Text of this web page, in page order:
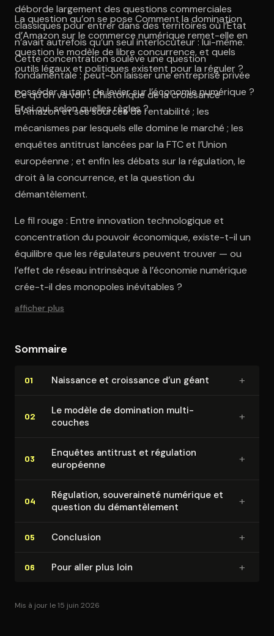
déborde largement des questions commerciales
classiques pour entrer dans des territoires où l’État
n’avait autrefois qu’un seul interlocuteur : lui-même.
Cette concentration soulève une question
fondamentale : peut-on laisser une entreprise privée
posséder autant de levier sur l’économie numérique ?
Et si oui, selon quelles règles ?
La question qu’on se pose Comment la domination
d’Amazon sur le commerce numérique remet-elle en
question le modèle de libre concurrence, et quels
outils légaux et politiques existent pour la réguler ?
Ce qu’on va voir : L’historique de la croissance
d’Amazon et ses sources de rentabilité ; les
mécanismes par lesquels elle domine le marché ; les
enquêtes antitrust lancées par la FTC et l’Union
européenne ; et enfin les débats sur la régulation, le
droit à la concurrence, et la question du
démantèlement.
Le fil rouge : Entre innovation technologique et
concentration du pouvoir économique, existe-t-il un
équilibre que les régulateurs peuvent trouver — ou
l’effet de réseau intrinsèque à l’économie numérique
crée-t-il des monopoles inévitables ?
afficher plus
Sommaire
01 Naissance et croissance d’un géant +
02
Le modèle de domination multi-
couches
+
03
Enquêtes antitrust et régulation
européenne
+
04
Régulation, sou­ve­rai­ne­té numérique et
question du dé­man­tè­le­ment
+
05 Conclusion +
06 Pour aller plus loin +
Mis à jour le 15 juin 2026